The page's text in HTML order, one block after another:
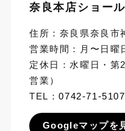
奈良本店ショー
住所：奈良県奈良市
営業時間：月〜日曜
定休日：水曜日・第
営業）
TEL：0742-71-5107
Googleマップを